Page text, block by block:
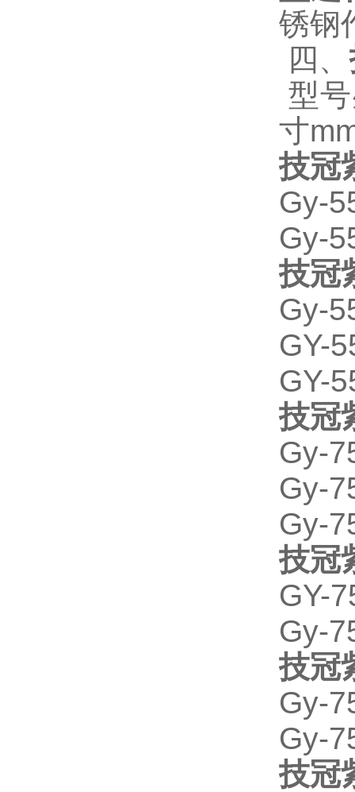
锈钢
四、
型号
寸
技冠
Gy-
Gy-
技冠
Gy-
GY-
技冠
Gy-
Gy-
Gy-
技冠
GY-
Gy-
技冠
Gy-
Gy-
技冠